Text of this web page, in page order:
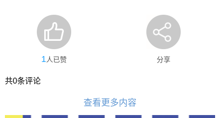
1人已赞 分享
共0条评论
查看更多内容